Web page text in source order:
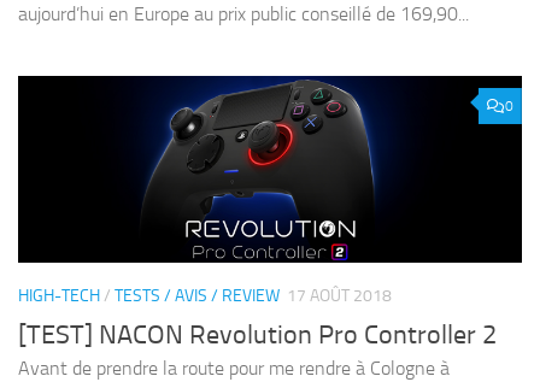
aujourd’hui en Europe au prix public conseillé de 169,90...
0
HIGH-TECH/ TESTS / AVIS / REVIEW 17 AOÛT 2018
[TEST] NACON Revolution Pro Controller 2
Avant de prendre la route pour me rendre à Cologne à